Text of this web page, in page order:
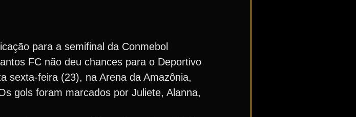
para a semifinal da Conmebol
FC não deu chances para o Deportivo
sexta-feira (23), na Arena da Amazônia,
gols foram marcados por Juliete, Alanna,